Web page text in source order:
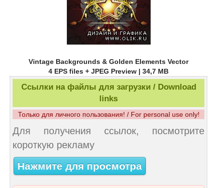
Vintage Backgrounds & Golden Elements Vector
4 EPS files + JPEG Preview | 34,7 MB
Ссылки на файлы для загрузки / Download
links
Только для личного пользования! / For personal use only!
Для получения ссылок, посмотрите
короткую рекламу
Нажмите для просмотра